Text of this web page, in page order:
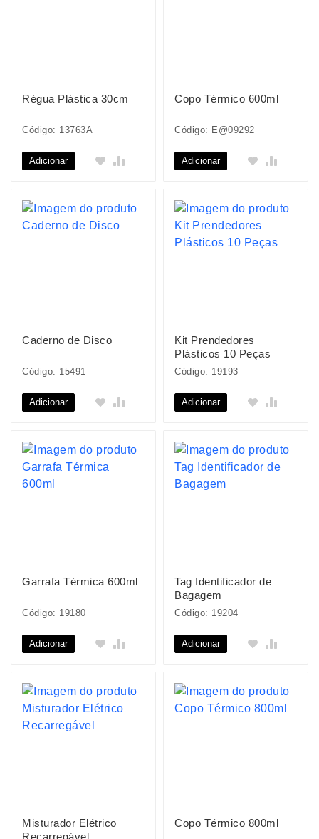
Régua Plástica 30cm
Código: 13763A
Adicionar
Copo Térmico 600ml
Código: E@09292
Adicionar
Caderno de Disco
Código: 15491
Adicionar
Kit Prendedores
Plásticos 10 Peças
Código: 19193
Adicionar
Garrafa Térmica 600ml
Código: 19180
Adicionar
Tag Identificador de
Bagagem
Código: 19204
Adicionar
Misturador Elétrico
Recarregável
Copo Térmico 800ml